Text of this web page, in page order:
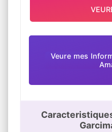
Veure mes